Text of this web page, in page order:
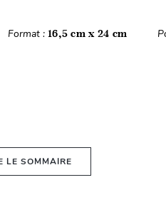
Format : 16,5 cm x 24 cm
LE SOMMAIRE